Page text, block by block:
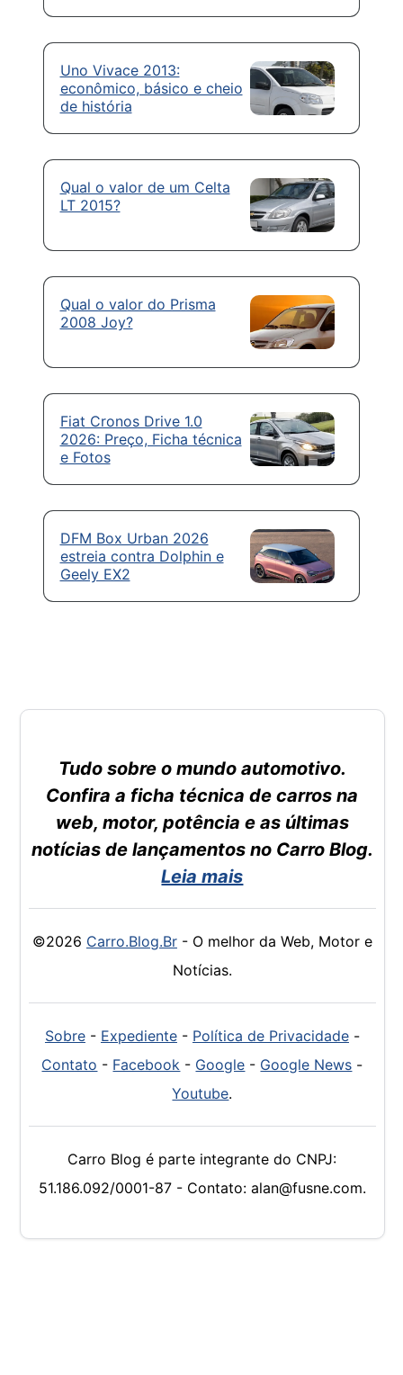
Uno Vivace 2013:
econômico, básico e cheio
de história
Qual o valor de um Celta
LT 2015?
Qual o valor do Prisma
2008 Joy?
Fiat Cronos Drive 1.0
2026: Preço, Ficha técnica
e Fotos
DFM Box Urban 2026
estreia contra Dolphin e
Geely EX2
Tudo sobre o mundo automotivo.
Confira a ficha técnica de carros na
web, motor, potência e as últimas
notícias de lançamentos no Carro Blog.
Leia mais
©2026 Carro.Blog.Br- O melhor da Web, Motor e
Notícias.
Sobre- Expediente- Política de Privacidade-
Contato - Facebook - Google - Google News -
Youtube.
Carro Blog é parte integrante do CNPJ:
51.186.092/0001-87 - Contato: alan@fusne.com.